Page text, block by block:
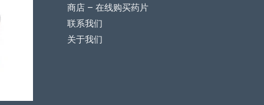
商店 – 在线购买药片
联系我们
关于我们